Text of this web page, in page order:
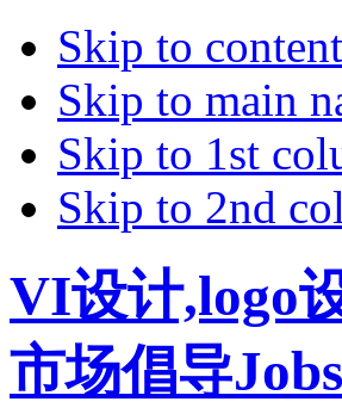
Skip to content
Skip to main
Skip to 1st
Skip to 2nd
VI设计,logo
市场倡导